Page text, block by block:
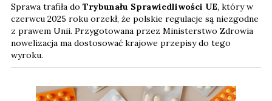
Sprawa trafiła do Trybunału Sprawiedliwości UE, który w
czerwcu 2025 roku orzekł, że polskie regulacje są niezgodne
z prawem Unii. Przygotowana przez Ministerstwo Zdrowia
nowelizacja ma dostosować krajowe przepisy do tego
wyroku.